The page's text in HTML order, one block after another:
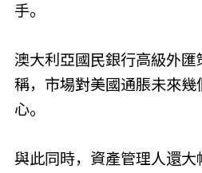
手。
澳大利亞國民銀行高級外
稱，市場對美國通脹未來
心。
與此同時，資產管理人還